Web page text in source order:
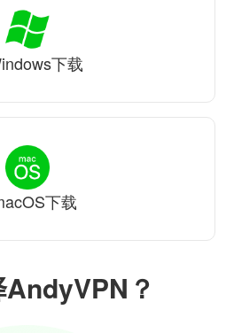
？
下载
下载